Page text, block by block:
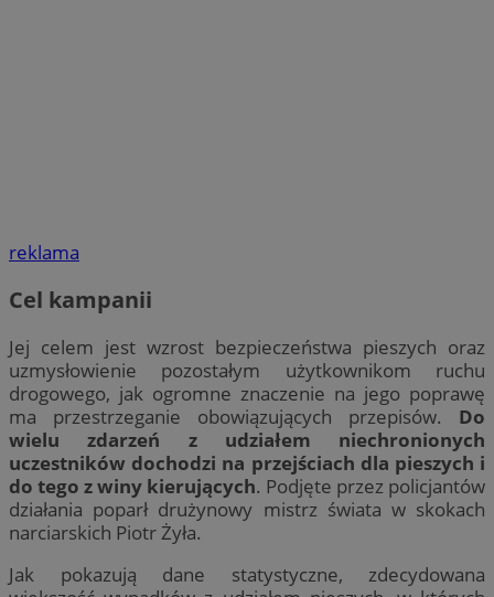
reklama
Cel kampanii
Jej celem jest wzrost bezpieczeństwa pieszych oraz
uzmysłowienie pozostałym użytkownikom ruchu
drogowego, jak ogromne znaczenie na jego poprawę
ma przestrzeganie obowiązujących przepisów. Do
wielu zdarzeń z udziałem niechronionych
uczestników dochodzi na przejściach dla pieszych i
do tego z winy kierujących. Podjęte przez policjantów
działania poparł drużynowy mistrz świata w skokach
narciarskich Piotr Żyła.
Jak pokazują dane statystyczne, zdecydowana